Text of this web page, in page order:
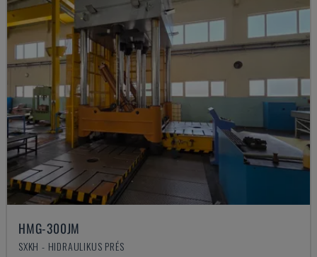
HMG-300JM
SXKH - HIDRAULIKUS PRÉS